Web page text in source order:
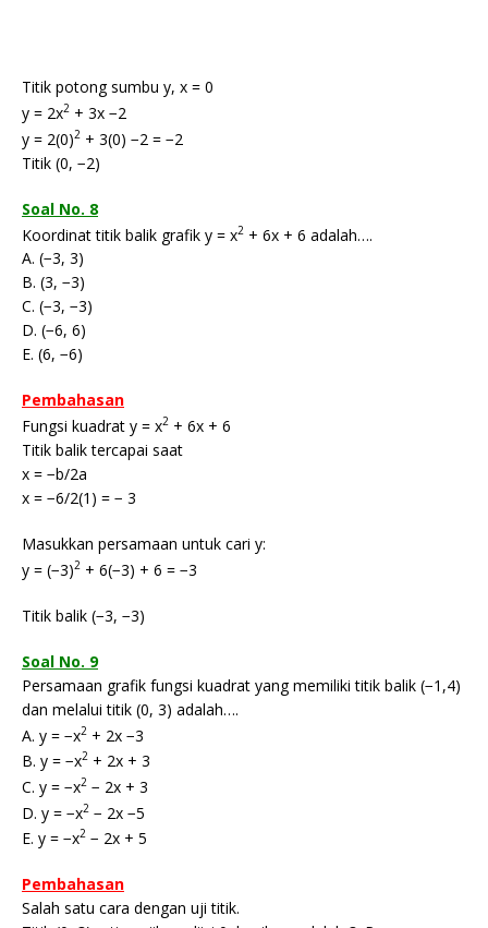
Titik potong sumbu y, x = 0
y = 2x2 + 3x −2
y = 2(0)2 + 3(0) −2 = −2
Titik (0, −2)
Soal No. 8
Koordinat titik balik grafik y = x2 + 6x + 6 adalah….
A. (−3, 3)
B. (3, −3)
C. (−3, −3)
D. (−6, 6)
E. (6, −6)
Pembahasan
Fungsi kuadrat y = x2 + 6x + 6
Titik balik tercapai saat
x = −b/2a
x = −6/2(1) = − 3
Masukkan persamaan untuk cari y:
y = (−3)2 + 6(−3) + 6 = −3
Titik balik (−3, −3)
Soal No. 9
Persamaan grafik fungsi kuadrat yang memiliki titik balik (−1,4)
dan melalui titik (0, 3) adalah….
A. y = −x2 + 2x −3
B. y = −x2 + 2x + 3
C. y = −x2 − 2x + 3
D. y = −x2 − 2x −5
E. y = −x2 − 2x + 5
Pembahasan
Salah satu cara dengan uji titik.